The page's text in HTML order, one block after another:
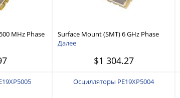
MHz Phase
External
Surface Mount (SMT) 6 GHz Phase
Locked Oscillator, 10 MHz External
Далее
$1 304.27
Осцилляторы PE19XP5004